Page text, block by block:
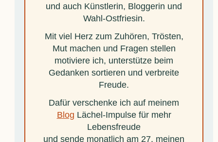
und auch Künstlerin, Bloggerin und
Wahl-Ostfriesin.
Mit viel Herz zum Zuhören, Trösten,
Mut machen und Fragen stellen
motiviere ich, unterstütze beim
Gedanken sortieren und verbreite
Freude.
Dafür verschenke ich auf meinem
Blog Lächel-Impulse für mehr
Lebensfreude
und sende monatlich am 27. meinen